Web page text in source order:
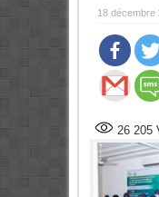
18 décembre
26 205